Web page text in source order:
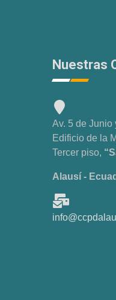
Nuestras
Av. 5 de Junio
Edificio de la
Tercer piso,
Alausí -